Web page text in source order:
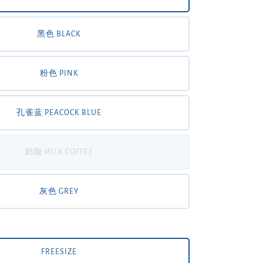
黑色 BLACK
粉色 PINK
孔雀蓝 PEACOCK BLUE
奶咖 MILK COFFEE
灰色 GREY
FREESIZE